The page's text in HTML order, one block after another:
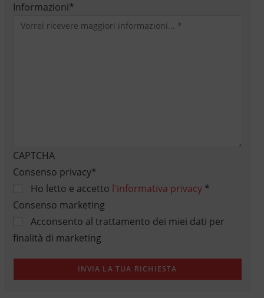
Informazioni*
CAPTCHA
Consenso privacy*
Ho letto e accetto l'informativa privacy*
Consenso marketing
Acconsento al trattamento dei miei dati per
finalità di marketing